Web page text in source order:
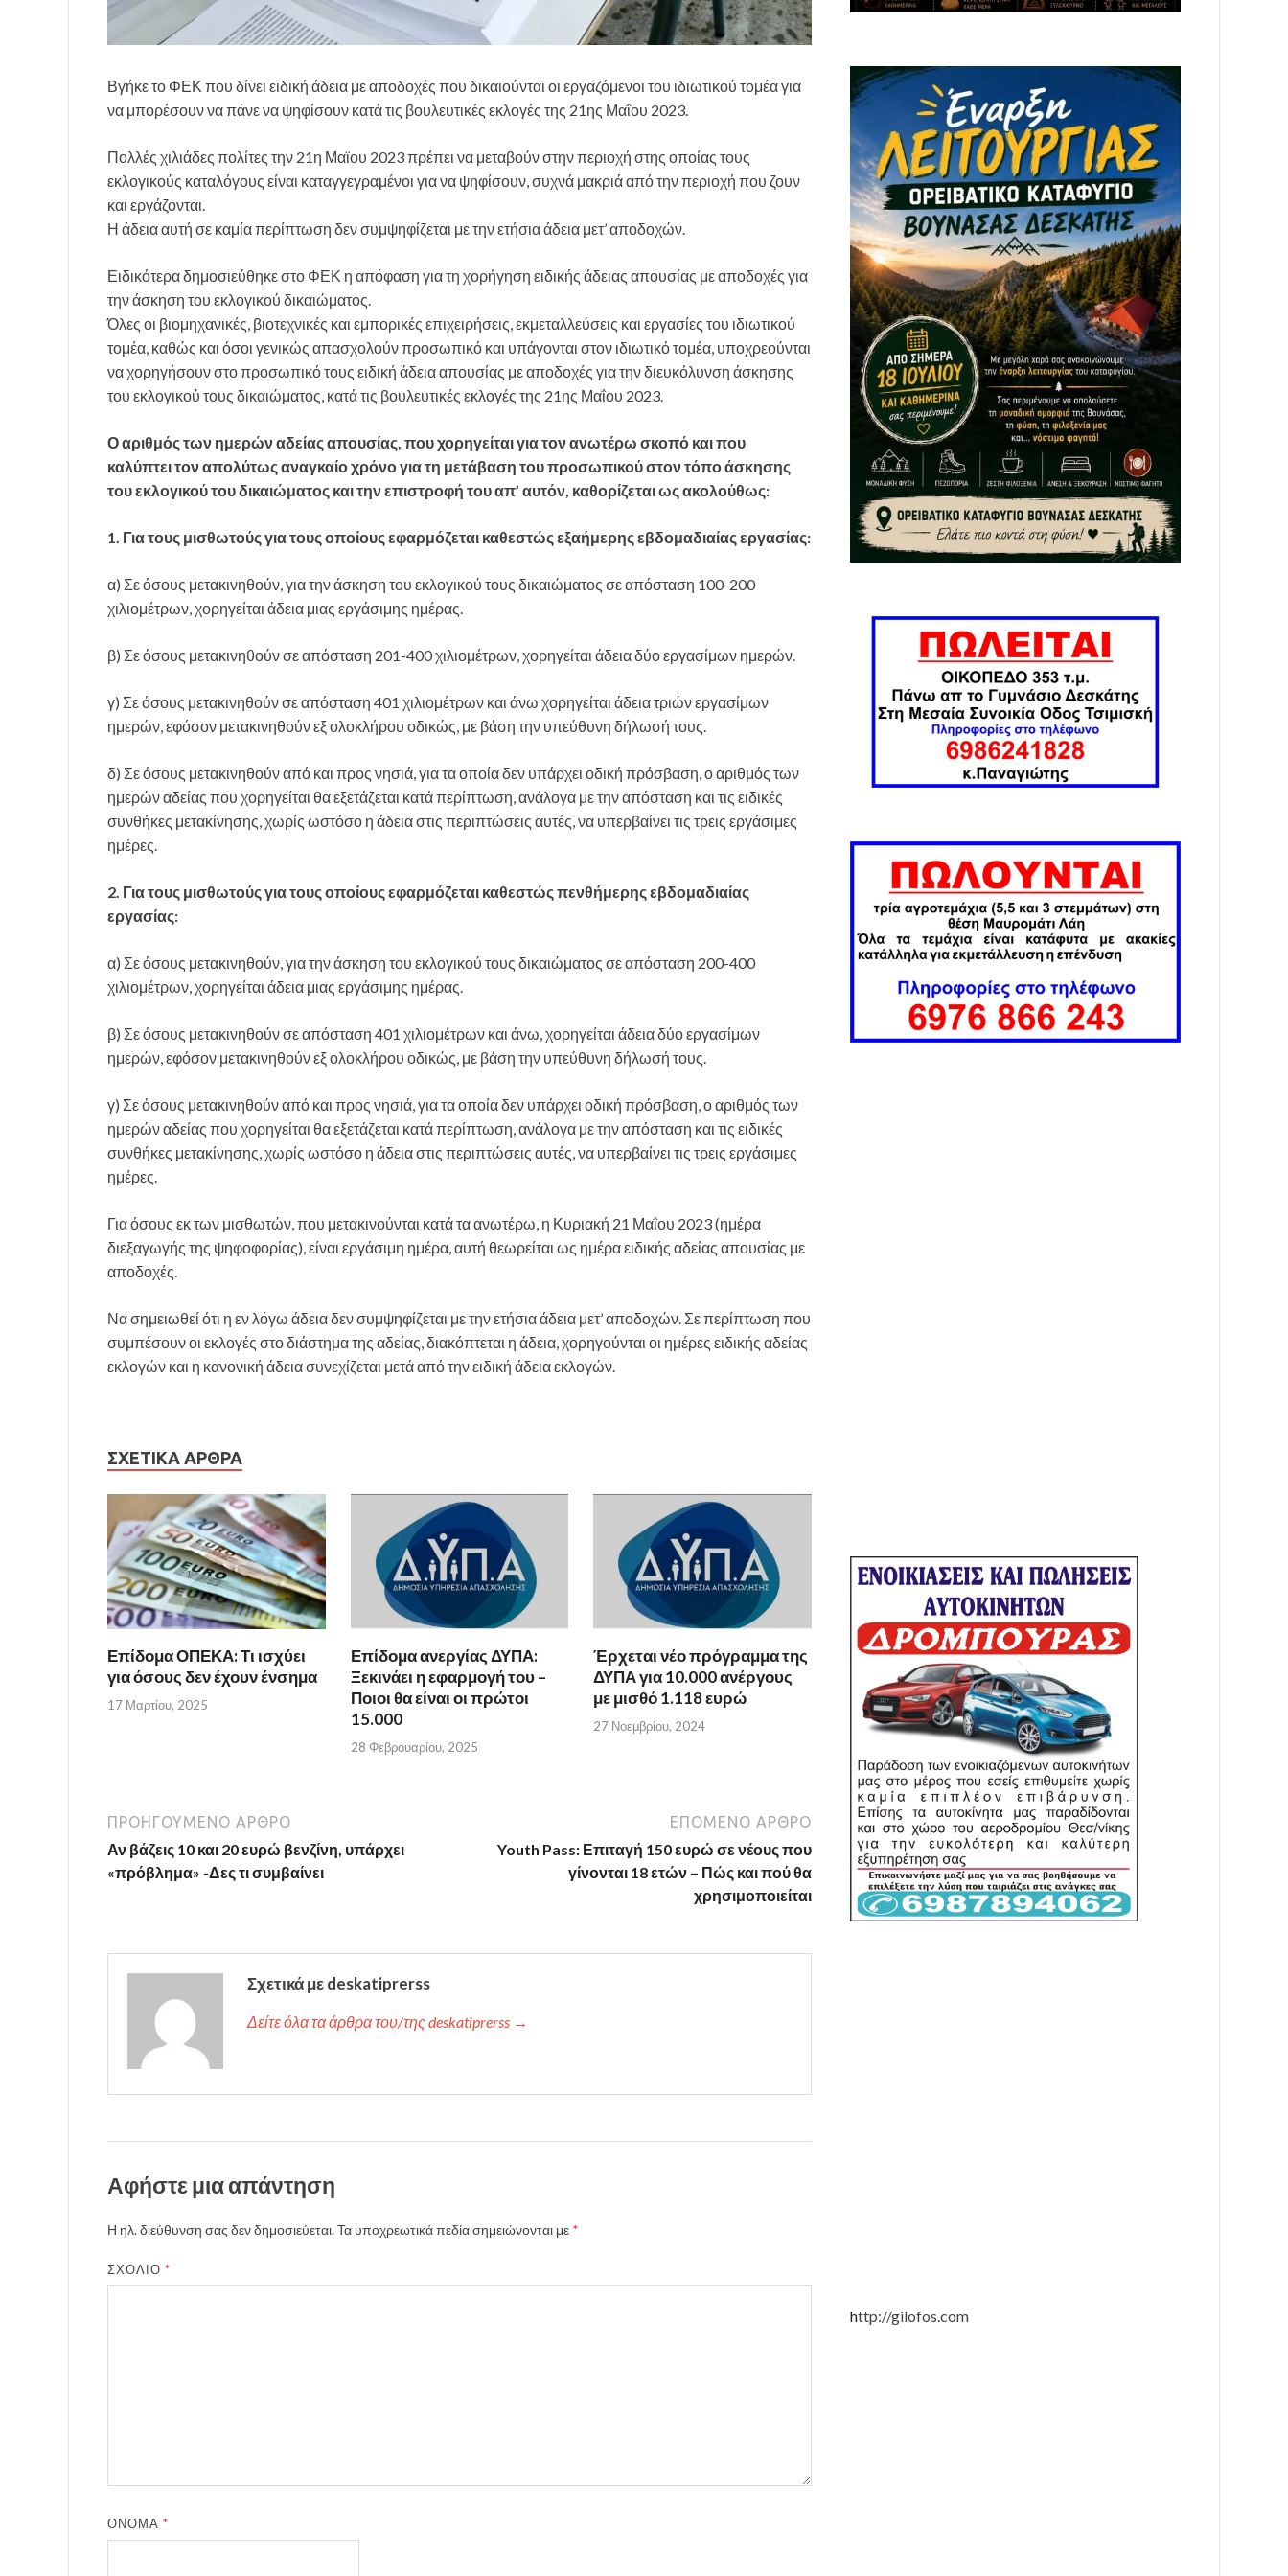
Βγήκε το ΦΕΚ που δίνει ειδική άδεια με αποδοχές που δικαιούνται οι εργαζόμενοι του ιδιωτικού τομέα για
να μπορέσουν να πάνε να ψηφίσουν κατά τις βουλευτικές εκλογές της 21ης Μαΐου 2023.
Πολλές χιλιάδες πολίτες την 21η Μαϊου 2023 πρέπει να μεταβούν στην περιοχή στης οποίας τους
εκλογικούς καταλόγους είναι καταγγεγραμένοι για να ψηφίσουν, συχνά μακριά από την περιοχή που ζουν
και εργάζονται.
Η άδεια αυτή σε καμία περίπτωση δεν συμψηφίζεται με την ετήσια άδεια μετ’ αποδοχών.
Ειδικότερα δημοσιεύθηκε στο ΦΕΚ η απόφαση για τη χορήγηση ειδικής άδειας απουσίας με αποδοχές για
την άσκηση του εκλογικού δικαιώματος.
Όλες οι βιομηχανικές, βιοτεχνικές και εμπορικές επιχειρήσεις, εκμεταλλεύσεις και εργασίες του ιδιωτικού
τομέα, καθώς και όσοι γενικώς απασχολούν προσωπικό και υπάγονται στον ιδιωτικό τομέα, υποχρεούνται
να χορηγήσουν στο προσωπικό τους ειδική άδεια απουσίας με αποδοχές για την διευκόλυνση άσκησης
του εκλογικού τους δικαιώματος, κατά τις βουλευτικές εκλογές της 21ης Μαΐου 2023.
Ο αριθμός των ημερών αδείας απουσίας, που χορηγείται για τον ανωτέρω σκοπό και που
καλύπτει τον απολύτως αναγκαίο χρόνο για τη μετάβαση του προσωπικού στον τόπο άσκησης
του εκλογικού του δικαιώματος και την επιστροφή του απ’ αυτόν, καθορίζεται ως ακολούθως:
1. Για τους μισθωτούς για τους οποίους εφαρμόζεται καθεστώς εξαήμερης εβδομαδιαίας εργασίας:
α) Σε όσους μετακινηθούν, για την άσκηση του εκλογικού τους δικαιώματος σε απόσταση 100-200
χιλιομέτρων, χορηγείται άδεια μιας εργάσιμης ημέρας.
β) Σε όσους μετακινηθούν σε απόσταση 201-400 χιλιομέτρων, χορηγείται άδεια δύο εργασίμων ημερών.
γ) Σε όσους μετακινηθούν σε απόσταση 401 χιλιομέτρων και άνω χορηγείται άδεια τριών εργασίμων
ημερών, εφόσον μετακινηθούν εξ ολοκλήρου οδικώς, με βάση την υπεύθυνη δήλωσή τους.
δ) Σε όσους μετακινηθούν από και προς νησιά, για τα οποία δεν υπάρχει οδική πρόσβαση, ο αριθμός των
ημερών αδείας που χορηγείται θα εξετάζεται κατά περίπτωση, ανάλογα με την απόσταση και τις ειδικές
συνθήκες μετακίνησης, χωρίς ωστόσο η άδεια στις περιπτώσεις αυτές, να υπερβαίνει τις τρεις εργάσιμες
ημέρες.
2. Για τους μισθωτούς για τους οποίους εφαρμόζεται καθεστώς πενθήμερης εβδομαδιαίας
εργασίας:
α) Σε όσους μετακινηθούν, για την άσκηση του εκλογικού τους δικαιώματος σε απόσταση 200-400
χιλιομέτρων, χορηγείται άδεια μιας εργάσιμης ημέρας.
β) Σε όσους μετακινηθούν σε απόσταση 401 χιλιομέτρων και άνω, χορηγείται άδεια δύο εργασίμων
ημερών, εφόσον μετακινηθούν εξ ολοκλήρου οδικώς, με βάση την υπεύθυνη δήλωσή τους.
γ) Σε όσους μετακινηθούν από και προς νησιά, για τα οποία δεν υπάρχει οδική πρόσβαση, ο αριθμός των
ημερών αδείας που χορηγείται θα εξετάζεται κατά περίπτωση, ανάλογα με την απόσταση και τις ειδικές
συνθήκες μετακίνησης, χωρίς ωστόσο η άδεια στις περιπτώσεις αυτές, να υπερβαίνει τις τρεις εργάσιμες
ημέρες.
Για όσους εκ των μισθωτών, που μετακινούνται κατά τα ανωτέρω, η Κυριακή 21 Μαΐου 2023 (ημέρα
διεξαγωγής της ψηφοφορίας), είναι εργάσιμη ημέρα, αυτή θεωρείται ως ημέρα ειδικής αδείας απουσίας με
αποδοχές.
Να σημειωθεί ότι η εν λόγω άδεια δεν συμψηφίζεται με την ετήσια άδεια μετ’ αποδοχών. Σε περίπτωση που
συμπέσουν οι εκλογές στο διάστημα της αδείας, διακόπτεται η άδεια, χορηγούνται οι ημέρες ειδικής αδείας
εκλογών και η κανονική άδεια συνεχίζεται μετά από την ειδική άδεια εκλογών.
ΣΧΕΤΙΚΆ ΆΡΘΡΑ
Επίδομα ΟΠΕΚΑ: Τι ισχύει
για όσους δεν έχουν ένσημα
17 Μαρτίου, 2025
Επίδομα ανεργίας ΔΥΠΑ:
Ξεκινάει η εφαρμογή του –
Ποιοι θα είναι οι πρώτοι
15.000
28 Φεβρουαρίου, 2025
Έρχεται νέο πρόγραμμα της
ΔΥΠΑ για 10.000 ανέργους
με μισθό 1.118 ευρώ
27 Νοεμβρίου, 2024
ΠΡΟΗΓΟΎΜΕΝΟ ΆΡΘΡΟ
Αν βάζεις 10 και 20 ευρώ βενζίνη, υπάρχει
«πρόβλημα» -Δες τι συμβαίνει
ΕΠΌΜΕΝΟ ΆΡΘΡΟ
Youth Pass: Επιταγή 150 ευρώ σε νέους που
γίνονται 18 ετών – Πώς και πού θα
χρησιμοποιείται
Σχετικά με deskatiprerss
Δείτε όλα τα άρθρα του/της deskatiprerss →
Αφήστε μια απάντηση
Η ηλ. διεύθυνση σας δεν δημοσιεύεται.Τα υποχρεωτικά πεδία σημειώνονται με *
ΣΧΌΛΙΟ*
ΌΝΟΜΑ*
http://gilofos.com